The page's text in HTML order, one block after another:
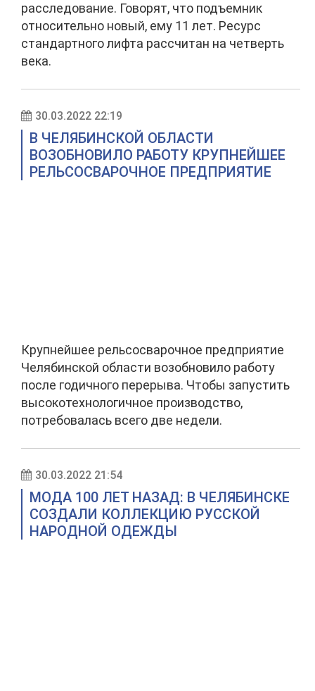
расследование. Говорят, что подъемник
относительно новый, ему 11 лет. Ресурс
стандартного лифта рассчитан на четверть
века.
30.03.2022 22:19
В ЧЕЛЯБИНСКОЙ ОБЛАСТИ
ВОЗОБНОВИЛО РАБОТУ КРУПНЕЙШЕЕ
РЕЛЬСОСВАРОЧНОЕ ПРЕДПРИЯТИЕ
Крупнейшее рельсосварочное предприятие
Челябинской области возобновило работу
после годичного перерыва. Чтобы запустить
высокотехнологичное производство,
потребовалась всего две недели.
30.03.2022 21:54
МОДА 100 ЛЕТ НАЗАД: В ЧЕЛЯБИНСКЕ
СОЗДАЛИ КОЛЛЕКЦИЮ РУССКОЙ
НАРОДНОЙ ОДЕЖДЫ